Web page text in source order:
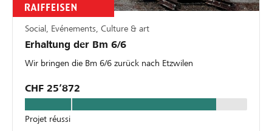
Social, Evénements, Culture & art
Erhaltung der Bm 6/6
Wir bringen die Bm 6/6 zurück nach Etzwilen
CHF 25’872
Projet réussi